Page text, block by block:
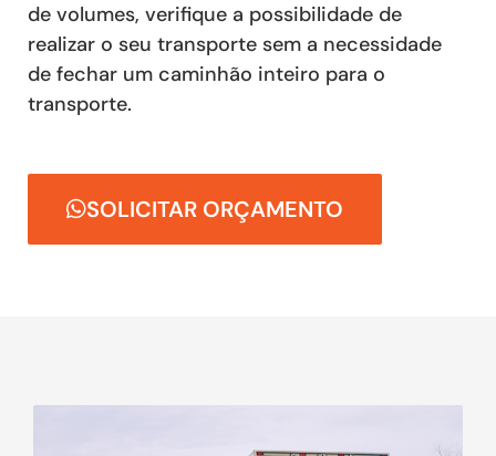
de volumes, verifique a possibilidade de
realizar o seu transporte sem a necessidade
de fechar um caminhão inteiro para o
transporte.
SOLICITAR ORÇAMENTO